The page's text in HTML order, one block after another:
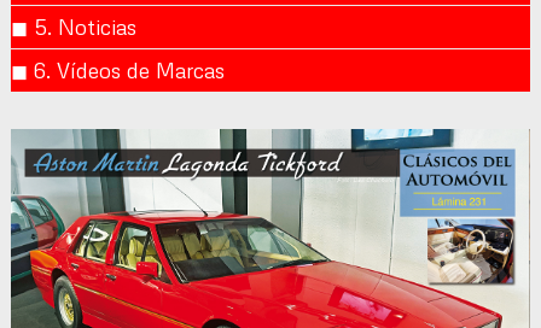
◼︎ 5. Noticias
◼︎ 6. Vídeos de Marcas